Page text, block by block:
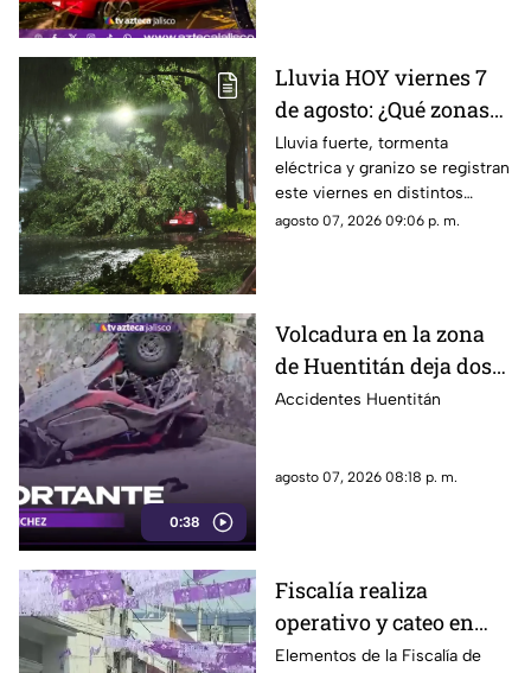
Lluvia HOY viernes 7
de agosto: ¿Qué zonas
de Guadalajara están
afectadas?
Lluvia fuerte, tormenta
eléctrica y granizo se registran
este viernes en distintos
puntos de Guadalajara y
agosto 07, 2026 09:06 p. m.
0:38
Volcadura en la zona
de Huentitán deja dos
personas heridas
Accidentes Huentitán
agosto 07, 2026 08:18 p. m.
Fiscalía realiza
operativo y cateo en
anexo de la colonia
Elementos de la Fiscalía de